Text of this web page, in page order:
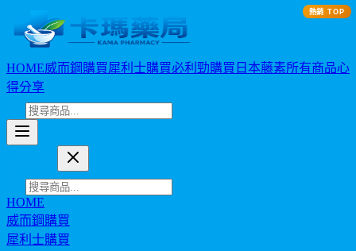
HOME威而鋼購買犀利士購買必利勁購買 日本藤素所有商品心
得分享
HOME
威而鋼購買
犀利士購買
熱銷 TOP